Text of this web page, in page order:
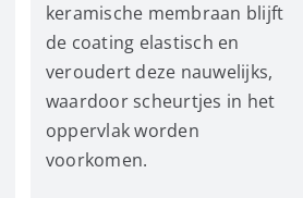
keramische membraan blijft
de coating elastisch en
veroudert deze nauwelijks,
waardoor scheurtjes in het
oppervlak worden
voorkomen.